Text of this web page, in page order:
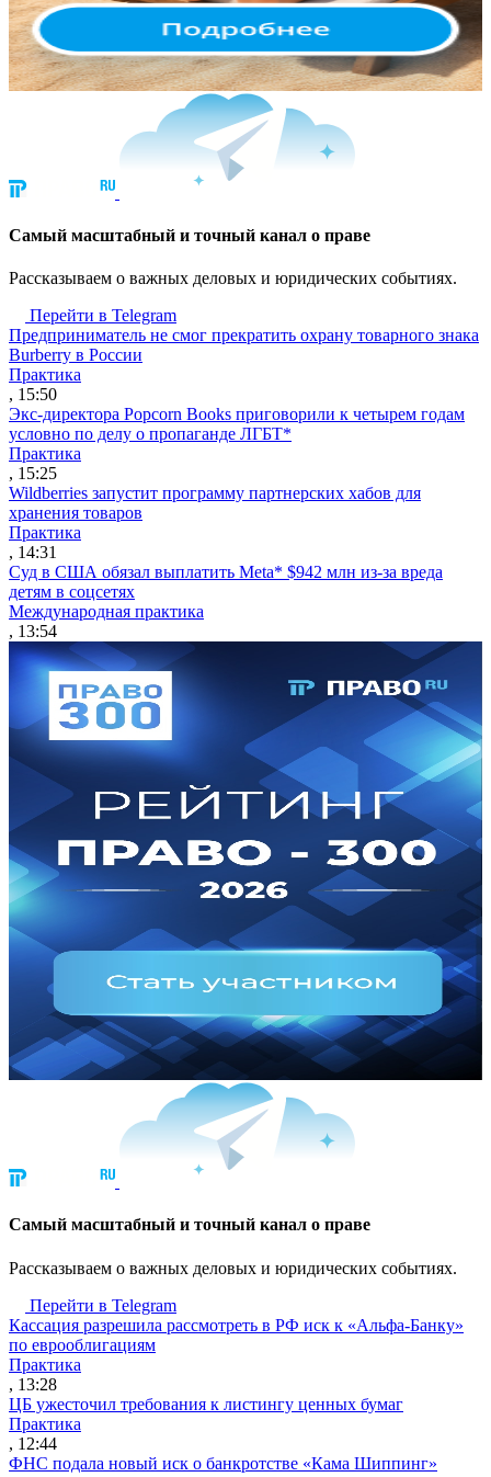
Cамый масштабный и точный канал о праве
Рассказываем о важных деловых и юридических событиях.
Перейти в Telegram
Предприниматель не смог прекратить охрану товарного знака
Burberry в России
Практика
, 15:50
Экс-директора Popcorn Books приговорили к четырем годам
условно по делу о пропаганде ЛГБТ*
Практика
, 15:25
Wildberries запустит программу партнерских хабов для
хранения товаров
Практика
, 14:31
Суд в США обязал выплатить Meta* $942 млн из-за вреда
детям в соцсетях
Международная практика
, 13:54
Cамый масштабный и точный канал о праве
Рассказываем о важных деловых и юридических событиях.
Перейти в Telegram
Кассация разрешила рассмотреть в РФ иск к «Альфа-Банку»
по еврооблигациям
Практика
, 13:28
ЦБ ужесточил требования к листингу ценных бумаг
Практика
, 12:44
ФНС подала новый иск о банкротстве «Кама Шиппинг»